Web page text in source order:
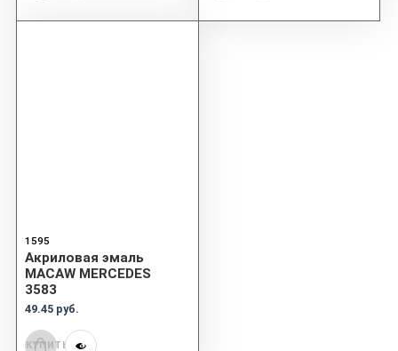
1595
Акриловая эмаль
MACAW MERCEDES
3583
49.45 руб.
КУПИТЬ